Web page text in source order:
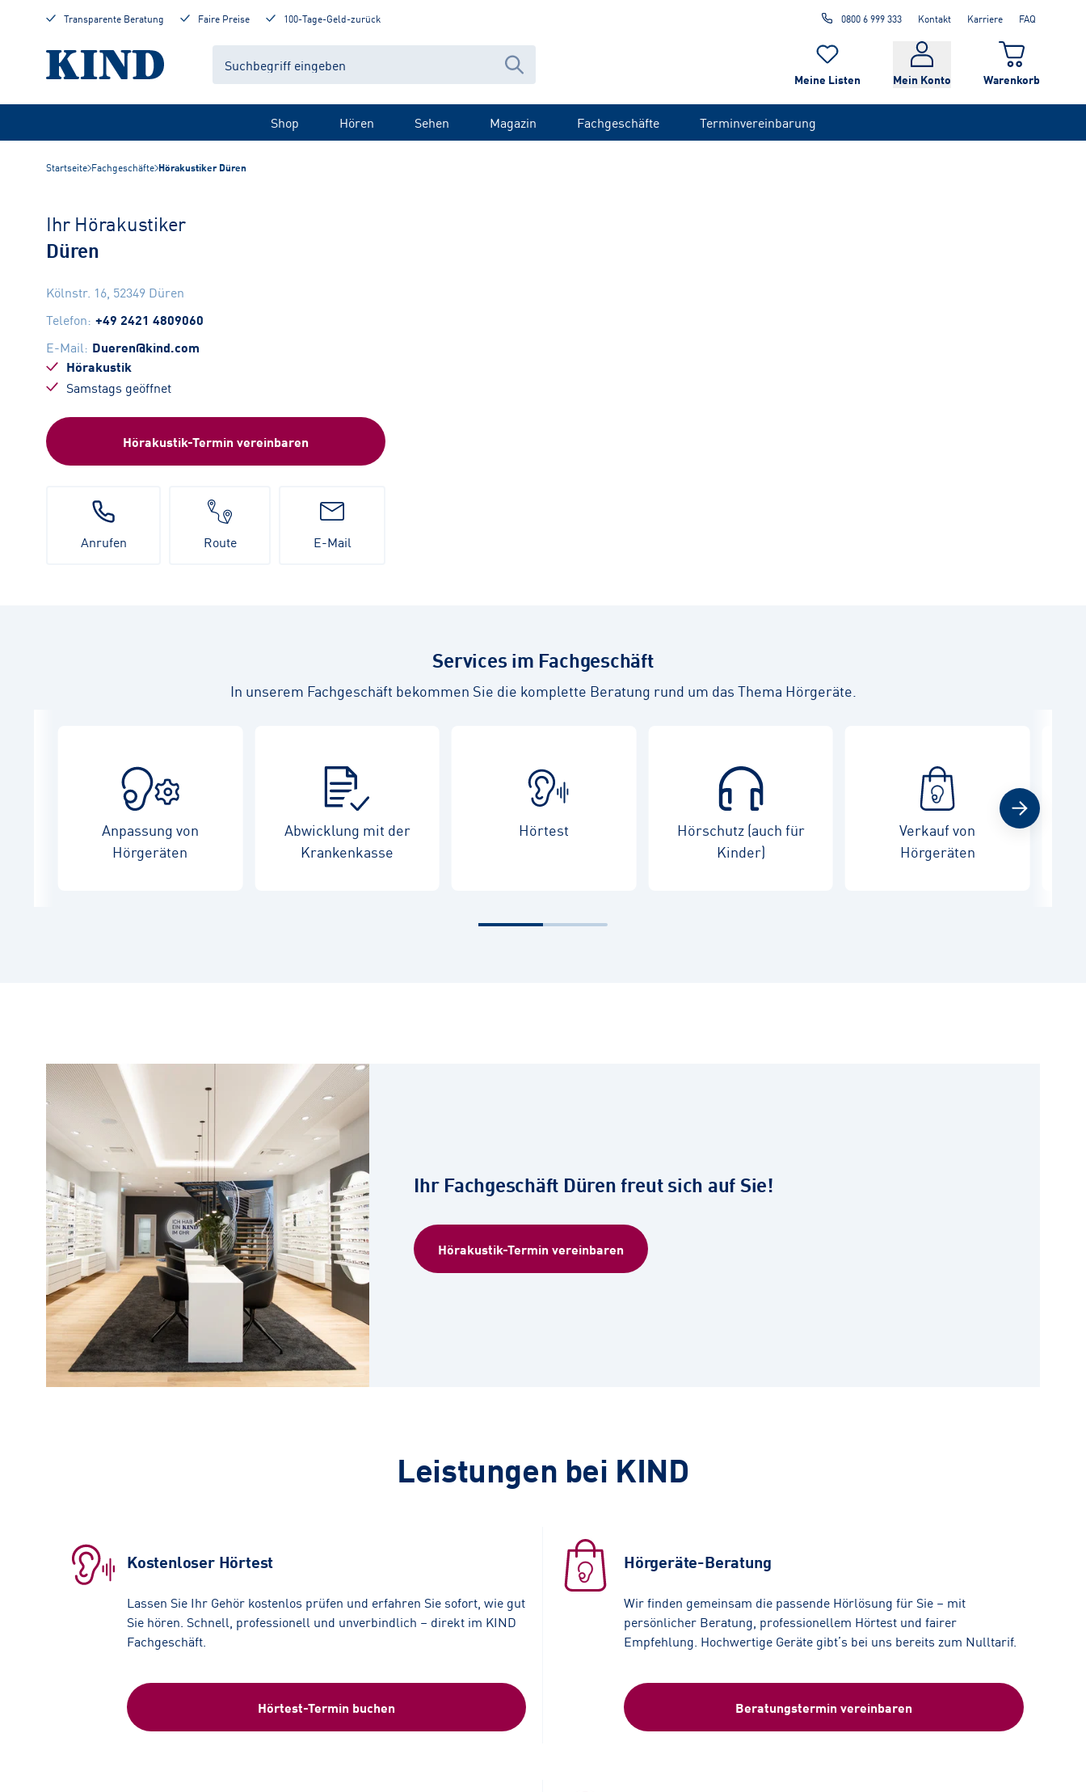
Transparente Beratung Faire Preise 100-Tage-Geld-zurück 0800 6 999 333 Kontakt Karriere FAQ
Meine Listen Mein Konto Warenkorb
Shop Hören Sehen Magazin Fachgeschäfte Terminvereinbarung
Startseite Fachgeschäfte Hörakustiker Düren
Ihr Hörakustiker
Düren
Kölnstr. 16, 52349 Düren
Telefon: +49 2421 4809060
E-Mail: Dueren@kind.com
Hörakustik
Samstags geöffnet
Hörakustik-Termin vereinbaren
Anrufen Route E-Mail
Services im Fachgeschäft
In unserem Fachgeschäft bekommen Sie die komplette Beratung rund um das Thema Hörgeräte.
Anpassung von
Hörgeräten
Abwicklung mit der
Krankenkasse
Hörtest
Hörschutz (auch für
Kinder)
Verkauf von
Hörgeräten
Ihr Fachgeschäft Düren freut sich auf Sie!
Hörakustik-Termin vereinbaren
Leistungen bei KIND
Kostenloser Hörtest
Lassen Sie Ihr Gehör kostenlos prüfen und erfahren Sie sofort, wie gut
Sie hören. Schnell, professionell und unverbindlich – direkt im KIND
Fachgeschäft.
Hörtest-Termin buchen
Hörgeräte-Beratung
Wir finden gemeinsam die passende Hörlösung für Sie – mit
persönlicher Beratung, professionellem Hörtest und fairer
Empfehlung. Hochwertige Geräte gibt’s bei uns bereits zum Nulltarif.
Beratungstermin vereinbaren